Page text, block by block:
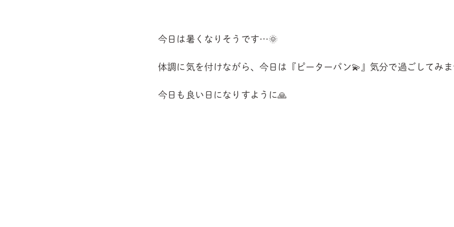
今日は暑くなりそうです…🌞
体調に気を付けながら、今日は『ピーターパン💫』気分で過ごしてみ
今日も良い日になりすように🙏